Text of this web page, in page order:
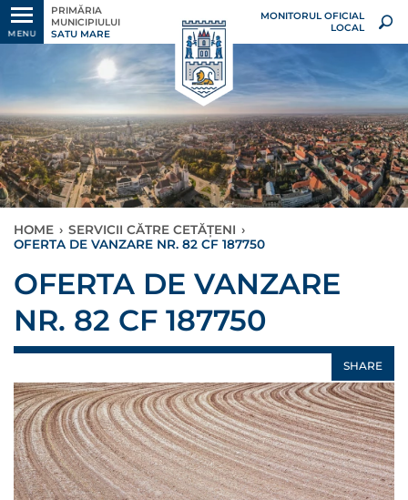
MENU
PRIMĂRIA
MUNICIPIULUI
SATU MARE
MONITORUL OFICIAL
LOCAL
HOME › SERVICII CĂTRE CETĂȚENI ›
OFERTA DE VANZARE NR. 82 CF 187750
OFERTA DE VANZARE
NR. 82 CF 187750
SHARE